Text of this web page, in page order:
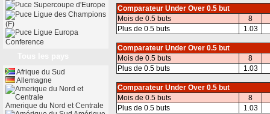
Comparateur Under Over 0.5 but
Mois de 0.5 buts
8
Plus de 0.5 buts
1.03
Comparateur Under Over 0.5 but
Mois de 0.5 buts
8
Plus de 0.5 buts
1.03
Comparateur Under Over 0.5 but
Mois de 0.5 buts
8
Plus de 0.5 buts
1.03
Supercoupe d'Europe
Ligue des Champions
(F)
Ligue Europa
Conference
Afrique du Sud
Allemagne
Amerique du Nord et Centrale